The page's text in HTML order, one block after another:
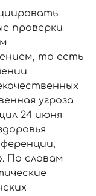
проверки
то есть
угроза
24 июня
По словам